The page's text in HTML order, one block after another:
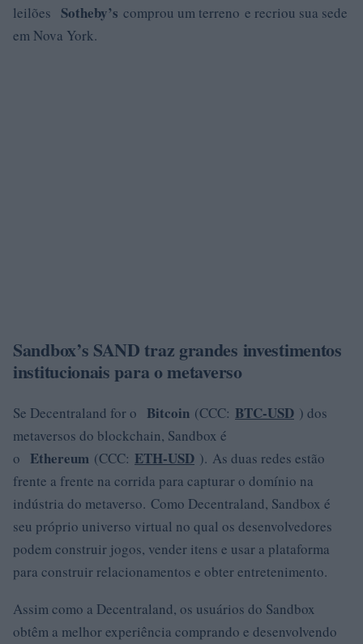
leilões Sotheby’s comprou um terreno e recriou sua sede
em Nova York.
Sandbox’s SAND traz grandes investimentos
institucionais para o metaverso
Se Decentraland for o Bitcoin (CCC: BTC-USD ) dos
metaversos do blockchain, Sandbox é
o Ethereum (CCC: ETH-USD ). As duas redes estão
frente a frente na corrida para capturar o domínio na
indústria do metaverso. Como Decentraland, Sandbox é
seu próprio universo virtual no qual os desenvolvedores
podem construir jogos, vender itens e usar a plataforma
para construir relacionamentos e obter entretenimento.
Assim como a Decentraland, os usuários do Sandbox
obtêm a melhor experiência comprando e desenvolvendo